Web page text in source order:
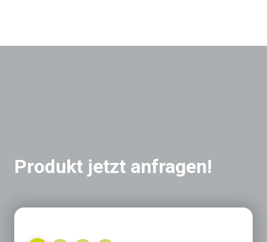
Produkt jetzt anfragen!